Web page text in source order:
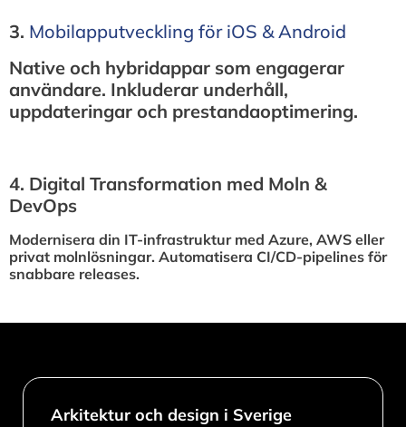
3.⁠ ⁠Mobilapputveckling för iOS & Android
Native och hybridappar som engagerar
användare. Inkluderar underhåll,
uppdateringar och prestandaoptimering.
4.⁠ ⁠Digital Transformation med Moln &
DevOps
Modernisera din IT-infrastruktur med Azure, AWS eller
privat molnlösningar. Automatisera CI/CD-pipelines för
snabbare releases.
Arkitektur och design i Sverige​